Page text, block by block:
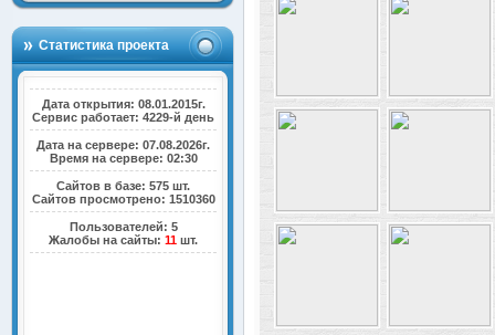
Статистика проекта
Дата открытия: 08.01.2015г.
Сервис работает: 4229-й день
Дата на сервере: 07.08.2026г.
Время на сервере: 02:30
Сайтов в базе: 575 шт.
Сайтов просмотрено: 1510360
Пользователей: 5
Жалобы на сайты:11 шт.